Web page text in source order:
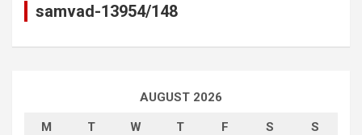
samvad-13954/148
AUGUST 2026
M T W T F S S